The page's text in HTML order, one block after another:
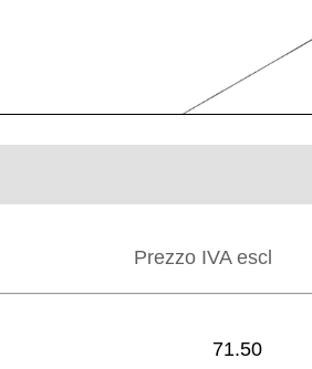
Prezzo IVA escl
71.50